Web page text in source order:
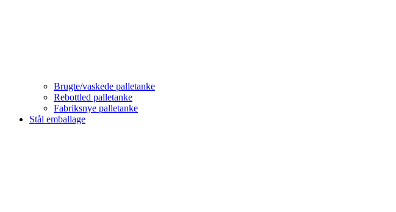
Brugte/vaskede palletanke
Rebottled palletanke
Fabriksnye palletanke
Stål emballage